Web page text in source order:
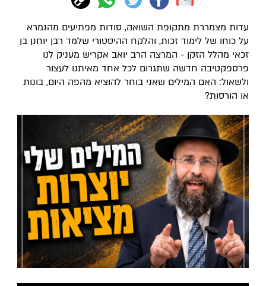
עדות מצמררת מתקופת השואה, סודות מפתיעים מהגמרא
על כוחו של לימוד זכות, והלקח ההיסטורי שלמד רבן יוחנן בן
זכאי מהלל הזקן - המרצה הרב יואב אקריש מעניק לנו
פרספקטיבה חדשה שתגרום לכל אחד מאיתנו לעצור
ולשאול: האם המילים שאני בוחר להוציא מהפה היום, בונות
או הורסות?